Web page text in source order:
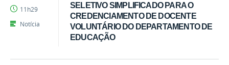
SELETIVO SIMPLIFICADO PARA O
CREDENCIAMENTO DE DOCENTE
VOLUNTÁRIO DO DEPARTAMENTO DE
EDUCAÇÃO
11h29
Notícia